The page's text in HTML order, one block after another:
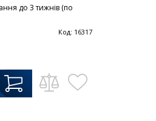
до 3 тижнів (по
Код: 16317